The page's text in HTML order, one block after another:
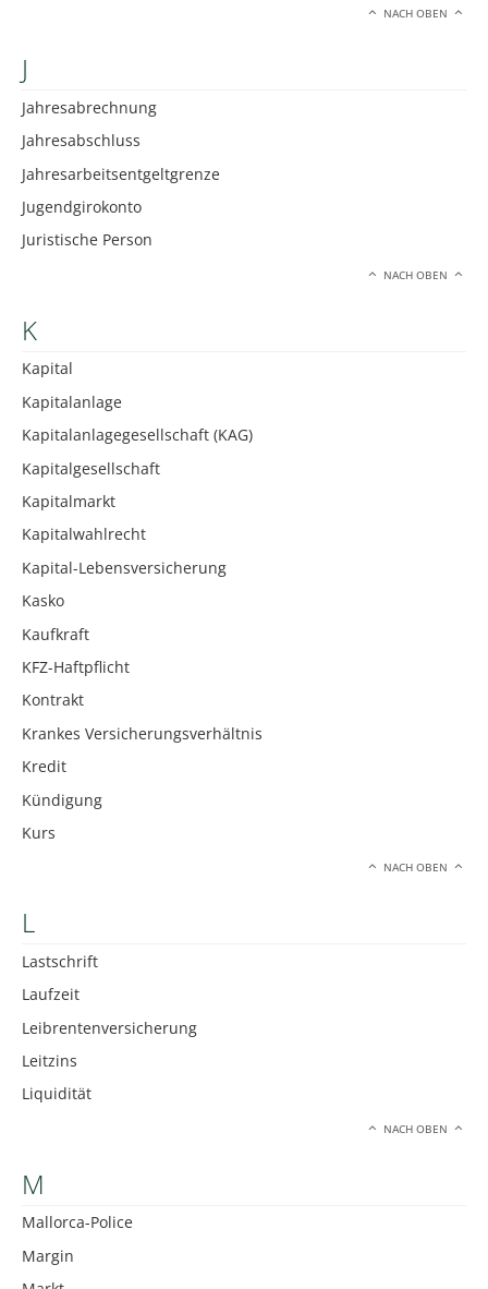
NACH OBEN
J
Jahresabrechnung
Jahresabschluss
Jahresarbeitsentgeltgrenze
Jugendgirokonto
Juristische Person
NACH OBEN
K
Kapital
Kapitalanlage
Kapitalanlagegesellschaft (KAG)
Kapitalgesellschaft
Kapitalmarkt
Kapitalwahlrecht
Kapital-Lebensversicherung
Kasko
Kaufkraft
KFZ-Haftpflicht
Kontrakt
Krankes Versicherungsverhältnis
Kredit
Kündigung
Kurs
NACH OBEN
L
Lastschrift
Laufzeit
Leibrentenversicherung
Leitzins
Liquidität
NACH OBEN
M
Mallorca-Police
Margin